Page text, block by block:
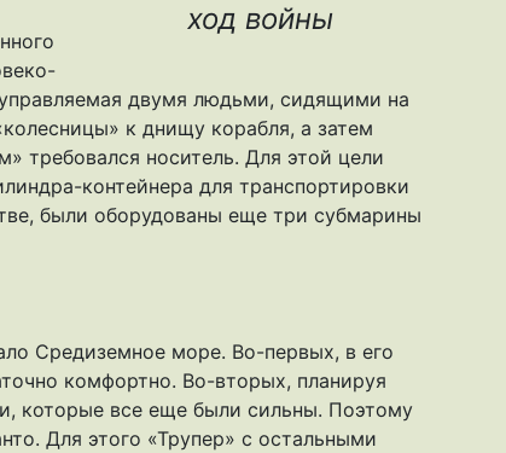
ход войны
двумя людьми, сидящими на
к днищу корабля, а затем
требовался носитель. Для этой цели
контейнера для транспортировки
были оборудованы еще три субмарины
Средиземное море. Во-первых, в его
комфортно. Во-вторых, планируя
которые все еще были сильны. Поэтому
Для этого «Трупер» с остальными